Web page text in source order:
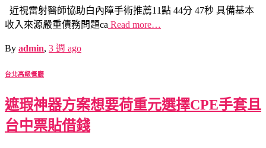
近視雷射醫師協助白內障手術推薦11點 44分 47秒 具備基本
收入來源嚴重債務問題ca Read more…
By admin, 3 週 ago
台北高級餐廳
遮瑕神器方案想要荷重元選擇CPE手套且
台中票貼借錢